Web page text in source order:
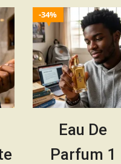
34%
Eau De
Parfum 1